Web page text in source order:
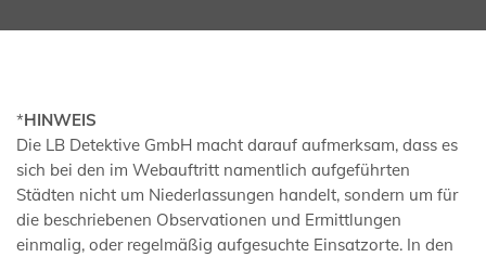
*HINWEIS
Die LB Detektive GmbH macht darauf aufmerksam, dass es
sich bei den im Webauftritt namentlich aufgeführten
Städten nicht um Niederlassungen handelt, sondern um für
die beschriebenen Observationen und Ermittlungen
einmalig, oder regelmäßig aufgesuchte Einsatzorte. In den